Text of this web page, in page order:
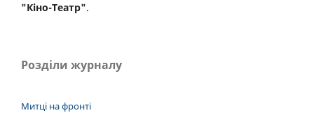
"Кіно-Театр".
Розділи журналу
Митці на фронті